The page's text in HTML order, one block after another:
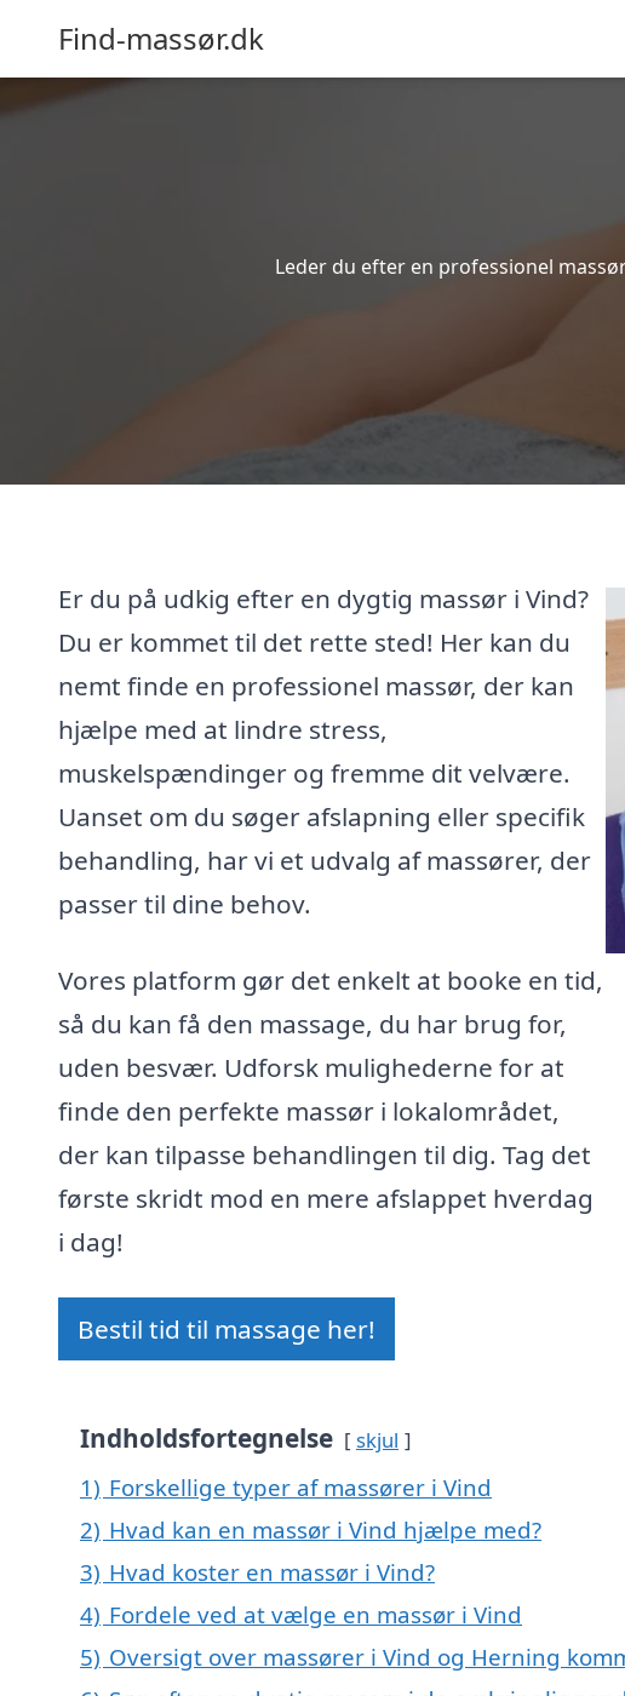
Find-massør.dk
Leder du efter en professionel
Er du på udkig efter en dygtig massør i Vind?
Du er kommet til det rette sted! Her kan du
nemt finde en professionel massør, der kan
hjælpe med at lindre stress,
muskelspændinger og fremme dit velvære.
Uanset om du søger afslapning eller specifik
behandling, har vi et udvalg af massører, der
passer til dine behov.
Vores platform gør det enkelt at booke en tid,
så du kan få den massage, du har brug for,
uden besvær. Udforsk mulighederne for at
finde den perfekte massør i lokalområdet,
der kan tilpasse behandlingen til dig. Tag det
første skridt mod en mere afslappet hverdag
i dag!
Bestil tid til massage her!
Indholdsfortegnelse skjul
1) Forskellige typer af massører i Vind
2) Hvad kan en massør i Vind hjælpe med?
3) Hvad koster en massør i Vind?
4) Fordele ved at vælge en massør i Vind
5) Oversigt over massører i Vind og Herning